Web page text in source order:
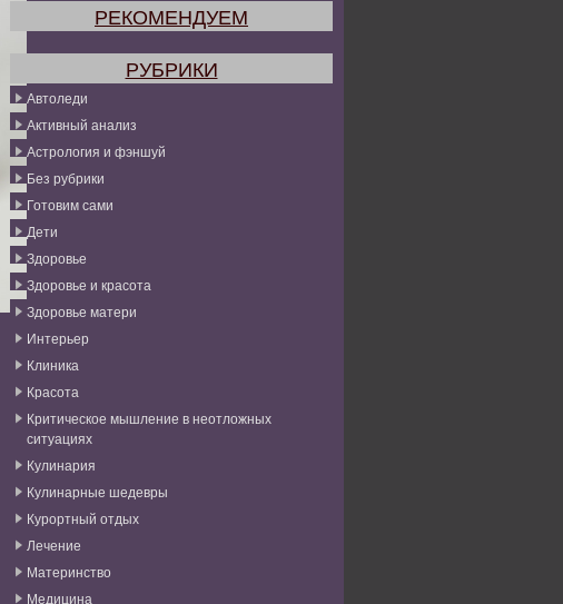
РЕКОМЕНДУЕМ
РУБРИКИ
Автоледи
Активный анализ
Астрология и фэншуй
Без рубрики
Готовим сами
Дети
Здоровье
Здоровье и красота
Здоровье матери
Интерьер
Клиника
Красота
Критическое мышление в неотложных
ситуациях
Кулинария
Кулинарные шедевры
Курортный отдых
Лечение
Материнство
Медицина